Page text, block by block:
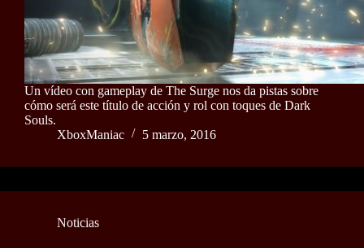
Un vídeo con gameplay de The Surge nos da pistas sobre
cómo será este título de acción y rol con toques de Dark
Souls.
XboxManiac
5 marzo, 2016
Noticias